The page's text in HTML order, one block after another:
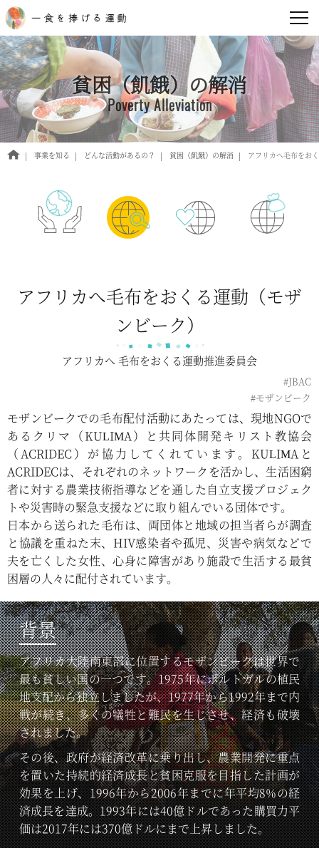
貧困（飢餓）の解消
Poverty Alleviation
事業を知る どんな活動があるの？ 貧困（飢餓）の解消 アフリカへ毛布をお
アフリカへ毛布をおくる運動（モザ
ンビーク）
アフリカへ 毛布をおくる運動推進委員会
#JBAC
#モザンビーク
モザンビークでの毛布配付活動にあたっては、現地NGOで
あるクリマ（KULIMA）と共同体開発キリスト教協会
（ACRIDEC）が協力してくれています。KULIMAと
ACRIDECは、それぞれのネットワークを活かし、生活困窮
者に対する農業技術指導などを通した自立支援プロジェク
トや災害時の緊急支援などに取り組んでいる団体です。
日本から送られた毛布は、両団体と地域の担当者らが調査
と協議を重ねた末、HIV感染者や孤児、災害や病気などで
夫を亡くした女性、心身に障害があり施設で生活する最貧
困層の人々に配付されています。
背景
アフリカ大陸南東部に位置するモザンビークは世界で
最も貧しい国の一つです。1975年にポルトガルの植民
地支配から独立しましたが、1977年から1992年まで内
戦が続き、多くの犠牲と難民を生じさせ、経済も破壊
されました。
その後、政府が経済改革に乗り出し、農業開発に重点
を置いた持続的経済成長と貧困克服を目指した計画が
効果を上げ、1996年から2006年までに年平均8%の経
済成長を達成。1993年には40億ドルであった購買力平
価は2017年には370億ドルにまで上昇しました。